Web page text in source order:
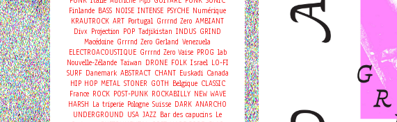
Finlande BASS NOISE INTENSE PSYCHE Numérique
KRAUTROCK ART Portugal Grrrnd Zero AMBIANT
Divx Projection POP Tadjikistan INDUS GRIND
Macédoine Grrrnd Zero Gerland Venezuela
ELECTROACOUSTIQUE Grrrnd Zero Vaise PROG lab
Nouvelle-Zélande Taiwan DRONE FOLK Israel LO-FI
SURF Danemark ABSTRACT CHANT Euskadi Canada
HIP HOP METAL STONER GOTH Belgique CLASSIC
France ROCK POST-PUNK ROCKABILLY NEW WAVE
HARSH La triperie Pologne Suisse DARK ANARCHO
UNDERGROUND USA JAZZ Bar des capucins Le